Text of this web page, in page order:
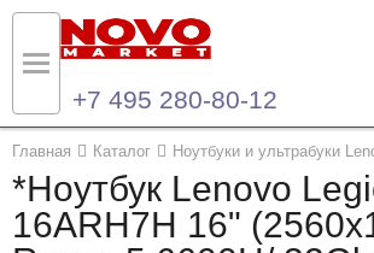
+7 495 280-80-12
Главная Каталог Ноутбуки и ультрабуки
*Ноутбук Lenovo
16ARH7H 16"
Назад
Каталог продукции
Назад
Контакты